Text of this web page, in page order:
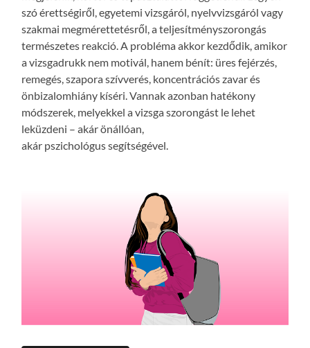
szó érettségiről, egyetemi vizsgáról, nyelvvizsgáról vagy
szakmai megmérettetésről, a teljesítményszorongás
természetes reakció. A probléma akkor kezdődik, amikor
a vizsgadrukk nem motivál, hanem bénít: üres fejérzés,
remegés, szapora szívverés, koncentrációs zavar és
önbizalomhiány kíséri. Vannak azonban hatékony
módszerek, melyekkel a vizsga szorongást le lehet
leküzdeni – akár önállóan,
akár pszichológus segítségével.